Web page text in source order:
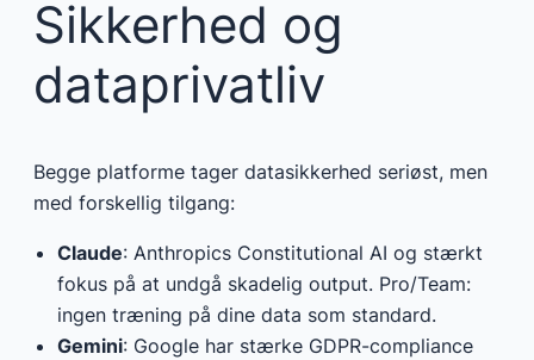
Sikkerhed og
dataprivatliv
Begge platforme tager datasikkerhed seriøst, men
med forskellig tilgang:
Claude: Anthropics Constitutional AI og stærkt
fokus på at undgå skadelig output. Pro/Team:
ingen træning på dine data som standard.
Gemini: Google har stærke GDPR-compliance